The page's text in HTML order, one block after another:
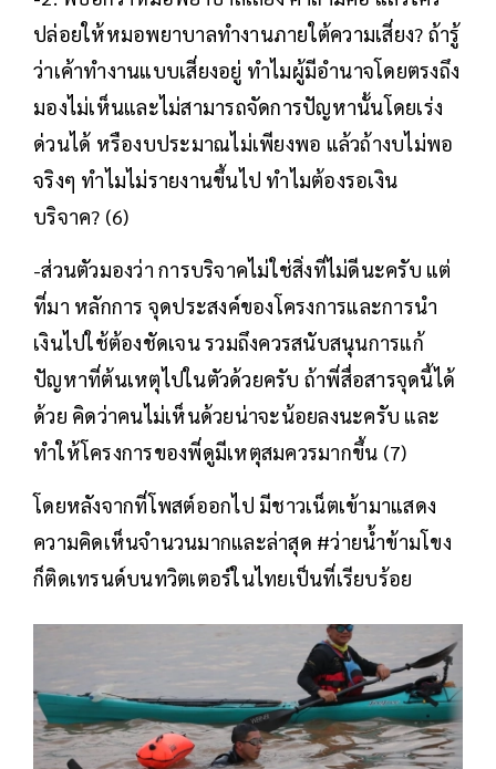
ปล่อยให้หมอพยาบาลทำงานภายใต้ความเสี่ยง? ถ้ารู้
ว่าเค้าทำงานแบบเสี่ยงอยู่ ทำไมผู้มีอำนาจโดยตรงถึง
มองไม่เห็นและไม่สามารถจัดการปัญหานั้นโดยเร่ง
ด่วนได้ หรืองบประมาณไม่เพียงพอ แล้วถ้างบไม่พอ
จริงๆ ทำไมไม่รายงานขึ้นไป ทำไมต้องรอเงิน
บริจาค? (6)
-ส่วนตัวมองว่า การบริจาคไม่ใช่สิ่งที่ไม่ดีนะครับ แต่
ที่มา หลักการ จุดประสงค์ของโครงการและการนำ
เงินไปใช้ต้องชัดเจน รวมถึงควรสนับสนุนการแก้
ปัญหาที่ต้นเหตุไปในตัวด้วยครับ ถ้าพี่สื่อสารจุดนี้ได้
ด้วย คิดว่าคนไม่เห็นด้วยน่าจะน้อยลงนะครับ และ
ทำให้โครงการของพี่ดูมีเหตุสมควรมากขึ้น (7)
โดยหลังจากที่โพสต์ออกไป มีชาวเน็ตเข้ามาแสดง
ความคิดเห็นจำนวนมากและล่าสุด #ว่ายน้ำข้ามโขง
ก็ติดเทรนด์บนทวิตเตอร์ในไทยเป็นที่เรียบร้อย